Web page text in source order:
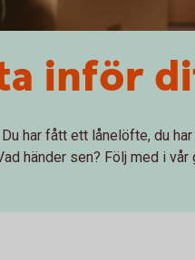
inför
har fått ett lånelöfte, du
händer sen? Följ med i